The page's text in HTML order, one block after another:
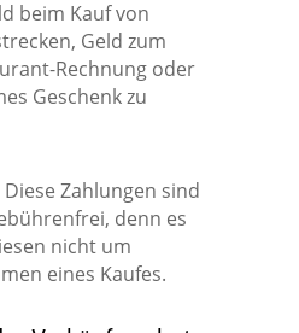
beim Kauf von
Geld zum
Rechnung oder
Geschenk zu
Zahlungen sind
denn es
nicht um
eines Kaufes.